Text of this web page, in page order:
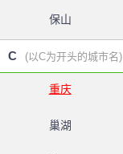
保山
C (以C为开头的城市名)
重庆
巢湖